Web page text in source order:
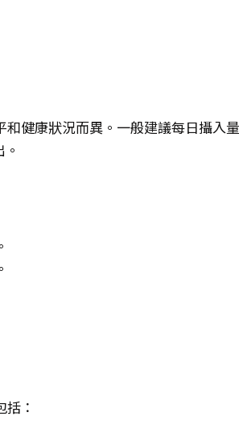
健康狀況而異。一般建議每日攝入
：